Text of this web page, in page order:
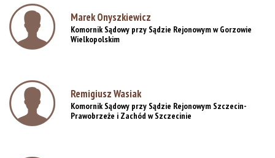
Marek Onyszkiewicz
Komornik Sądowy przy Sądzie Rejonowym w Gorzowie
Wielkopolskim
Remigiusz Wasiak
Komornik Sądowy przy Sądzie Rejonowym Szczecin-
Prawobrzeże i Zachód w Szczecinie